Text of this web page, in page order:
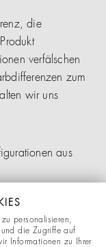
die
verfälschen
zum
wir uns
aus
personalisieren,
die Zugriffe auf
Informationen zu Ihrer